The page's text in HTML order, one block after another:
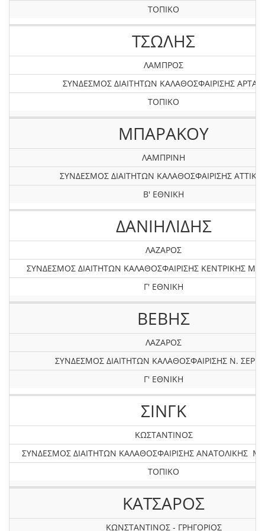
ΤΟΠΙΚΟ
ΤΣΩΛΗΣ
ΛΑΜΠΡΟΣ
ΣΥΝΔΕΣΜΟΣ ΔΙΑΙΤΗΤΩΝ ΚΑΛΑΘΟΣΦΑΙΡΙΣΗΣ ΑΡΤΑΣ
ΤΟΠΙΚΟ
ΜΠΑΡΑΚΟΥ
ΛΑΜΠΡΙΝΗ
ΣΥΝΔΕΣΜΟΣ ΔΙΑΙΤΗΤΩΝ ΚΑΛΑΘΟΣΦΑΙΡΙΣΗΣ
Β' ΕΘΝΙΚΗ
ΔΑΝΙΗΛΙΔΗΣ
ΛΑΖΑΡΟΣ
ΣΥΝΔΕΣΜΟΣ ΔΙΑΙΤΗΤΩΝ ΚΑΛΑΘΟΣΦΑΙΡΙΣΗΣ KEΝΤΡΙΚΗΣ
Γ' ΕΘΝΙΚΗ
ΒΕΒΗΣ
ΛΑΖΑΡΟΣ
ΣΥΝΔΕΣΜΟΣ ΔΙΑΙΤΗΤΩΝ ΚΑΛΑΘΟΣΦΑΙΡΙΣΗΣ Ν.
Γ' ΕΘΝΙΚΗ
ΣΙΝΓΚ
ΚΩΣΤΑΝΤΙΝΟΣ
ΣΥΝΔΕΣΜΟΣ ΔΙΑΙΤΗΤΩΝ ΚΑΛΑΘΟΣΦΑΙΡΙΣΗΣ ΑΝΑΤΟΛΙΚΗΣ
ΤΟΠΙΚΟ
ΚΑΤΣΑΡΟΣ
ΚΩΝΣΤΑΝΤΙΝΟΣ - ΓΡΗΓΟΡΙΟΣ